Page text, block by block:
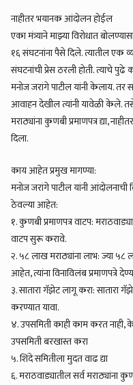
नाहीतर भयानक आंदोलन होईल
एका मंत्र्याने माझ्या विरोधात
१६ संघटनांना पैसे दिले. त्यातील एक
संघटनांची प्रेस ठरली होती. त्याचे
मनोज जरांगे पाटील यांनी केलाय. तर
आवाहन देखील त्यांनी यावेळी केले.
मराठ्यांना कुणबी प्रमाणपत्र द्या,
दिला.
काय आहेत प्रमुख मागण्या:
मनोज जरांगे पाटील यांनी आंदोलनाची
ठेवल्या आहेत:
१. कुणबी प्रमाणपत्र वाटप:
वाटप सुरू करावे.
२. ५८ लाख मराठ्यांना लाभ: ज्या ५८
आहेत, त्यांना विनाविलंब प्रमाणपत्रे
३. सातारा गॅझेट लागू करा: सातारा
करण्यात यावा.
४. उपसमिती काही काम करत
उपसमिती बरखास्त करा
५. शिंदे समितीला मुदत वाढ द्या
६. मराठवाड्यातील सर्व मराठ्यांना